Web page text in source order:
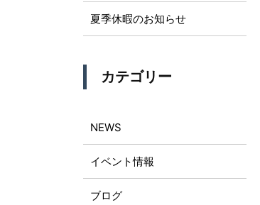
夏季休暇のお知らせ
カテゴリー
NEWS
イベント情報
ブログ